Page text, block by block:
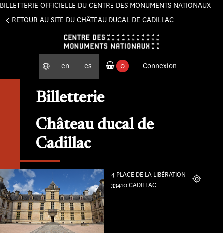
BILLETTERIE OFFICIELLE DU CENTRE DES MONUMENTS NATIONAUX
RETOUR AU SITE DU CHÂTEAU DUCAL DE CADILLAC
en es
0
Connexion
Billetterie
Château ducal de
Cadillac
4 PLACE DE LA LIBÉRATION
33410 CADILLAC
Localiser
Panneau de gestion des cookies